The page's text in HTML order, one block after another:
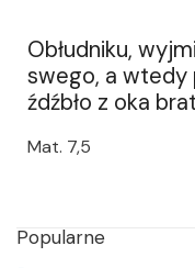
Obłudniku,
swego, a wtedy
źdźbło z oka
Mat. 7,5
Popularne